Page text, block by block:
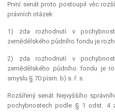
První senát proto postoupil věc
právních otázek:
1) zda rozhodnutí v
zemědělského půdního fondu je
2) zda rozhodnutí v
zemědělského půdního fondu je
smyslu § 70 písm. b) s. ř. s.
Rozšířený senát Nejvyššího
pochybnostech podle § 1 odst. 4